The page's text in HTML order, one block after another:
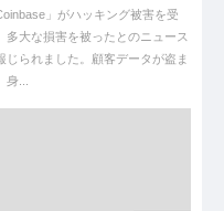
」がハッキング被害を受
多大な損害を被ったとのニュース
じられました。顧客データが盗ま
身...